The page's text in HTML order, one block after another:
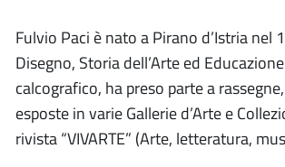
Fulvio Paci è nato a Pirano d’Istria
Disegno, Storia dell’Arte ed
calcografico, ha preso parte a
esposte in varie Gallerie d’Arte e
rivista “VIVARTE” (Arte, letteratura,